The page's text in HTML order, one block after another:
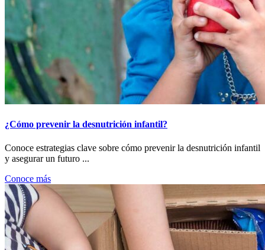
¿Cómo prevenir la desnutrición infantil?
Conoce estrategias clave sobre cómo prevenir la desnutrición infantil
y asegurar un futuro ...
Conoce más